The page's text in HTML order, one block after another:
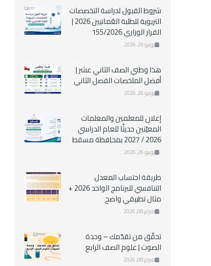
شروط القبول لدراسة التخصصات
التربوية للطلبة العُمانيين 2026 |
القرار الوزاري 155/2026
يونيو 26, 2026
هذا وطني الصف الثاني عشر |
أفضل الملخصات الفصل الثاني
يونيو 26, 2026
إعلان للمعلمين والمعلمات
المعيّنين حديثًا للعام الدراسي
2026 / 2027 بمحافظة مسقط
يونيو 26, 2026
طريقة احتساب المعدل
التنافسي للبرنامج الواحد 2026 +
مثال تطبيقي واضح
فبراير 08, 2026
تحقّق من تقدّمك – وحدة
الصوت | علوم الصف الرابع
فبراير 08, 2026